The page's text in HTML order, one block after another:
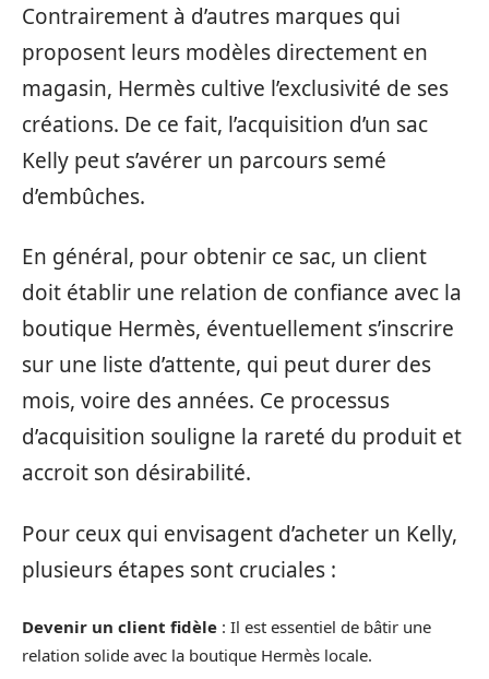
Contrairement à d’autres marques qui
proposent leurs modèles directement en
magasin, Hermès cultive l’exclusivité de ses
créations. De ce fait, l’acquisition d’un sac
Kelly peut s’avérer un parcours semé
d’embûches.
En général, pour obtenir ce sac, un client
doit établir une relation de confiance avec la
boutique Hermès, éventuellement s’inscrire
sur une liste d’attente, qui peut durer des
mois, voire des années. Ce processus
d’acquisition souligne la rareté du produit et
accroit son désirabilité.
Pour ceux qui envisagent d’acheter un Kelly,
plusieurs étapes sont cruciales :
Devenir un client fidèle : Il est essentiel de bâtir une
relation solide avec la boutique Hermès locale.